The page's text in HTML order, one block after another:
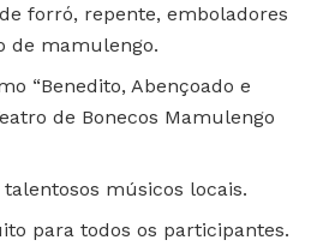
forró, repente, emboladores
de mamulengo.
“Benedito, Abençoado e
de Bonecos Mamulengo
músicos locais.
para todos os participantes.